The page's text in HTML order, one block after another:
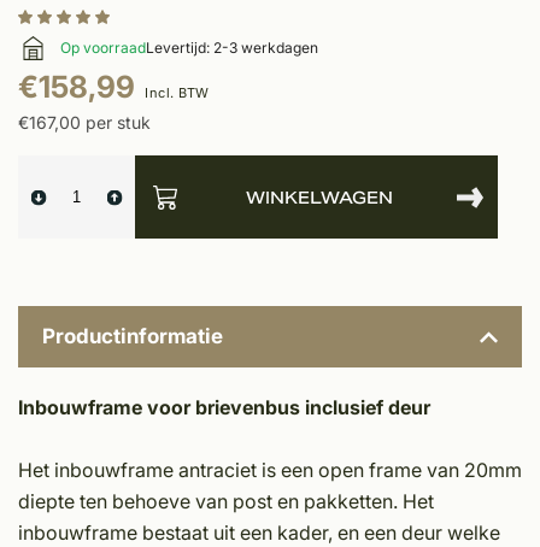
Op voorraadLevertijd: 2-3 werkdagen
€158,99 Incl. BTW
€167,00 per stuk
WINKELWAGEN
Productinformatie
Inbouwframe voor brievenbus inclusief deur
Het inbouwframe antraciet is een open frame van 20mm
diepte ten behoeve van post en pakketten. Het
inbouwframe bestaat uit een kader, en een deur welke